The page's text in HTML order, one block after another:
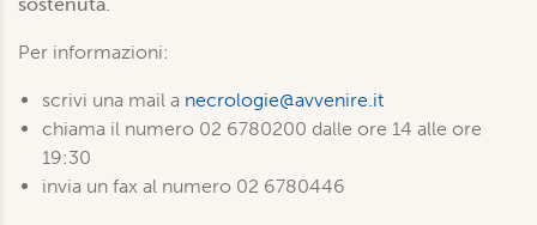
Per informazioni:
scrivi una mail a necrologie@avvenire.it
chiama il numero 02 6780200 dalle ore 14 alle ore
19:30
invia un fax al numero 02 6780446